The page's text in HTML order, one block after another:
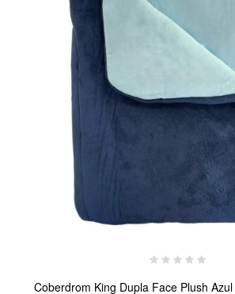
Coberdrom King Dupla Face Plush